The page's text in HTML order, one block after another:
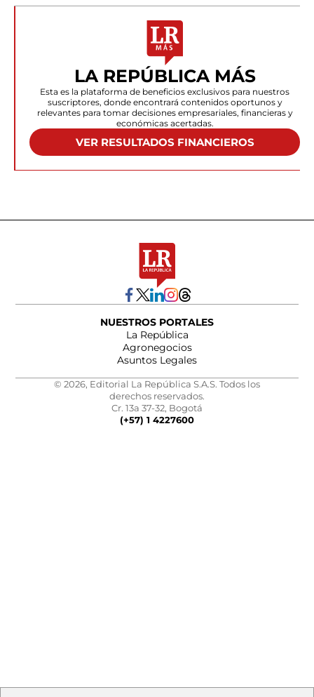
LA REPÚBLICA MÁS
Esta es la plataforma de beneficios exclusivos para nuestros
suscriptores, donde encontrará contenidos oportunos y
relevantes para tomar decisiones empresariales, financieras y
económicas acertadas.
VER RESULTADOS FINANCIEROS
NUESTROS PORTALES
La República
Agronegocios
Asuntos Legales
© 2026, Editorial La República S.A.S. Todos los
derechos reservados.
Cr. 13a 37-32, Bogotá
(+57) 1 4227600